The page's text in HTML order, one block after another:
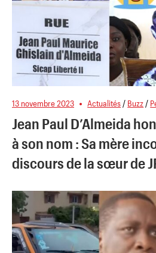
13 novembre 2023 Actualités / Buzz /
Jean Paul D’Almeida
à son nom : Sa mère
discours de la sœur de